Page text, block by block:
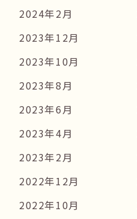
2024年2月
2023年12月
2023年10月
2023年8月
2023年6月
2023年4月
2023年2月
2022年12月
2022年10月